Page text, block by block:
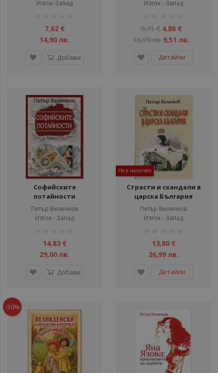
Изток-Запад
7,62 €
14,90 лв.
Добави
Изток - Запад
1%
9,71 € 4,86 €
18,99 лв. 9,51 лв.
Детайли
Софийските
потайности
Петър Величков
Изток - Запад
14,83 €
29,00 лв.
Добави
Не е наличен
Страсти и скандали в
царска България
Петър Величков
Изток - Запад
13,80 €
26,99 лв.
Детайли
-50%